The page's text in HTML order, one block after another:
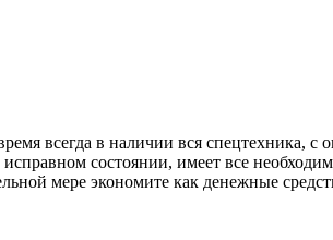
всегда в наличии вся спецтехника,
состоянии, имеет все
мере экономите как денежные